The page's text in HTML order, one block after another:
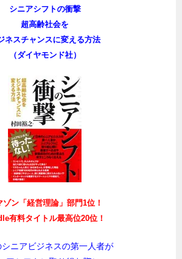
シニアシフトの衝撃
超高齢社会を
ネスチャンスに変える方法
（ダイヤモンド社）
ゾン「経営理論」部門1位！
有料タイトル最高位20位！
シニアビジネスの第一人者が